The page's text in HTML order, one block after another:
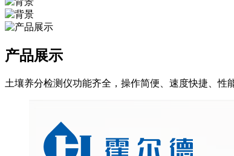
产品展示
土壤养分检测仪功能齐全，操作简便、速度快捷、性